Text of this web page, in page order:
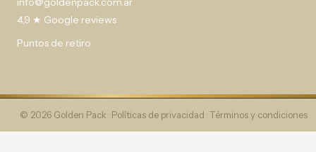
4,9 ★ Google reviews
Puntos de retiro
© 2026 Golden Pack · Políticas de privacidad · Términos y condiciones